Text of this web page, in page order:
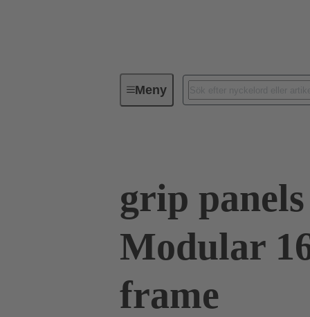
MenySerie
grip
Modular
frame